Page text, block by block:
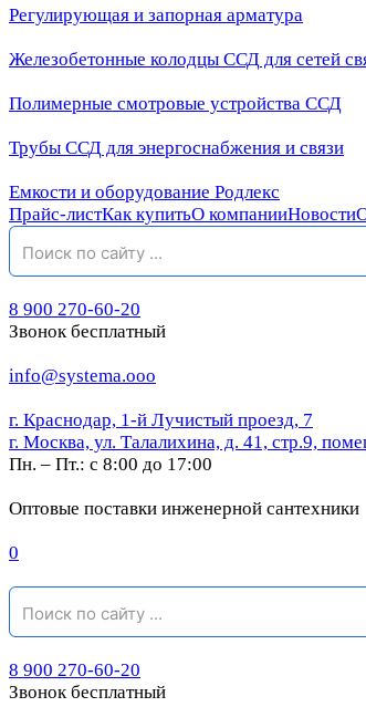
Регулирующая и запорная арматура
Железобетонные колодцы ССД для сетей
Полимерные смотровые устройства ССД
Трубы ССД для энергоснабжения и связи
Емкости и оборудование Родлекс
Прайс-листКак купитьО компанииНовости
8 900 270-60-20
Звонок бесплатный
info@systema.ooo
г. Краснодар, 1-й Лучистый проезд, 7
г. Москва, ул. Талалихина, д. 41, стр.9,
Пн. – Пт.: с 8:00 до 17:00
Оптовые поставки инженерной сантехники
0
8 900 270-60-20
Звонок бесплатный